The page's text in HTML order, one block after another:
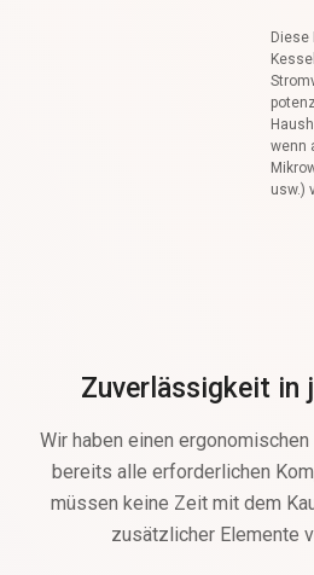
wenn
usw.)
Zuverlässigkeit in
Wir haben einen
bereits alle erforderlichen
müssen keine Zeit mit dem
zusätzlicher Elemente